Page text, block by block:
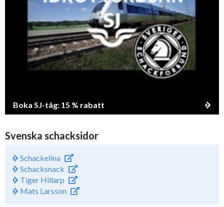
Boka SJ-tåg: 15 % rabatt
Svenska schacksidor
Schackelina
Schacksnack
Tiger Hillarp
Mats Larsson